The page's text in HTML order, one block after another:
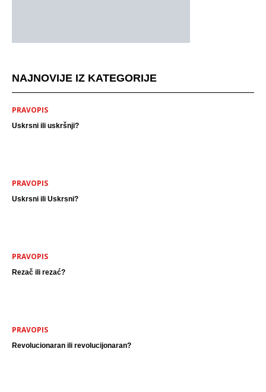
NAJNOVIJE IZ KATEGORIJE
PRAVOPIS
Uskrsni ili uskršnji?
PRAVOPIS
Uskrsni ili Uskrsni?
PRAVOPIS
Rezač ili rezać?
PRAVOPIS
Revolucionaran ili revolucijonaran?